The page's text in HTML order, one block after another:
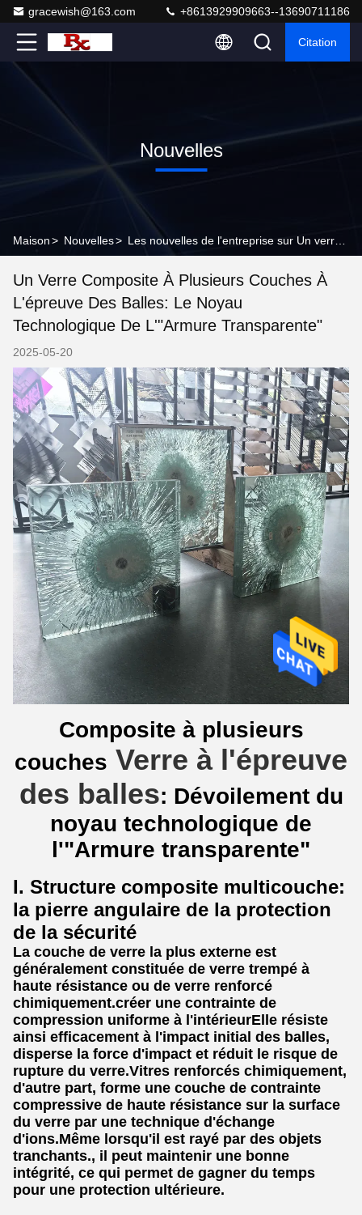
gracewish@163.com +8613929909663--13690711186
Citation
Nouvelles
Maison> Nouvelles>
Un Verre Composite À Plusieurs Couches À
L'épreuve Des Balles: Le Noyau
Technologique De L'"armure Transparente"
2025-05-20
Composite à plusieurs
couches Verre à l'épreuve
des balles: Dévoilement du
noyau technologique de
l'"Armure transparente"
I. Structure composite multicouche:
la pierre angulaire de la protection
de la sécurité
La couche de verre la plus externe est
généralement constituée de verre trempé à
haute résistance ou de verre renforcé
chimiquement.créer une contrainte de
compression uniforme à l'intérieurElle résiste
ainsi efficacement à l'impact initial des balles,
disperse la force d'impact et réduit le risque de
rupture du verre.Vitres renforcés chimiquement,
d'autre part, forme une couche de contrainte
compressive de haute résistance sur la surface
du verre par une technique d'échange
d'ions.Même lorsqu'il est rayé par des objets
tranchants., il peut maintenir une bonne
intégrité, ce qui permet de gagner du temps
pour une protection ultérieure.